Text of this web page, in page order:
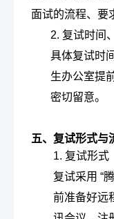
面试的流程、要
2. 复试时间
具体复试时
生办公室提
密切留意。
五、复试形式与
1. 复试形式
复试采用 “
前准备好远